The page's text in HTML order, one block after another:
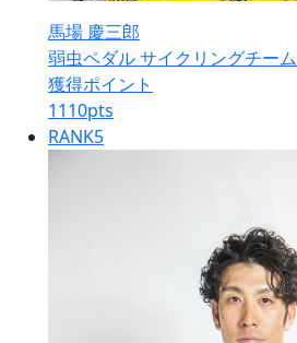
馬場 慶三郎
弱虫ペダル サイクリングチーム
獲得ポイント
1110pts
RANK5